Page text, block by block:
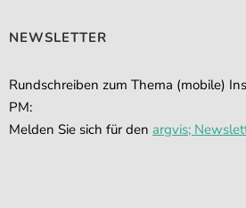
NEWSLETTER
Rundschreiben zum Thema (mobile)
PM:
Melden Sie sich für den argvis;